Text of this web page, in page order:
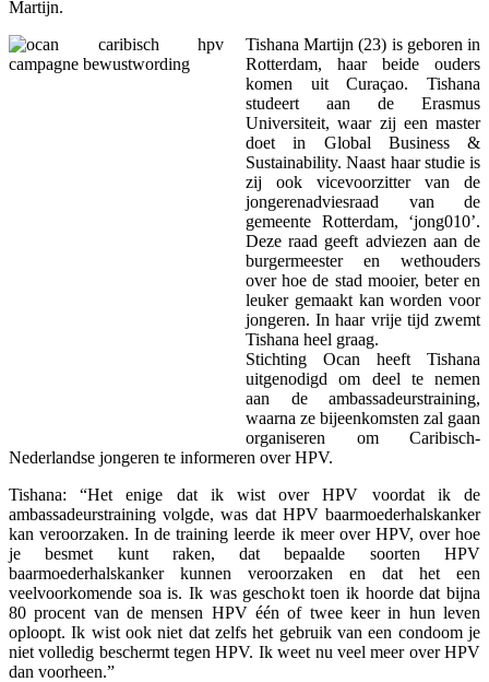
Martijn.
Tishana Martijn (23) is geboren in
Rotterdam, haar beide ouders
komen uit Curaçao. Tishana
studeert aan de Erasmus
Universiteit, waar zij een master
doet in Global Business &
Sustainability. Naast haar studie is
zij ook vicevoorzitter van de
jongerenadviesraad van de
gemeente Rotterdam, ‘jong010’.
Deze raad geeft adviezen aan de
burgermeester en wethouders
over hoe de stad mooier, beter en
leuker gemaakt kan worden voor
jongeren. In haar vrije tijd zwemt
Tishana heel graag.
Stichting Ocan heeft Tishana
uitgenodigd om deel te nemen
aan de ambassadeurstraining,
waarna ze bijeenkomsten zal gaan
organiseren om Caribisch-
Nederlandse jongeren te informeren over HPV.
Tishana: “Het enige dat ik wist over HPV voordat ik de
ambassadeurstraining volgde, was dat HPV baarmoederhalskanker
kan veroorzaken. In de training leerde ik meer over HPV, over hoe
je besmet kunt raken, dat bepaalde soorten HPV
baarmoederhalskanker kunnen veroorzaken en dat het een
veelvoorkomende soa is. Ik was geschokt toen ik hoorde dat bijna
80 procent van de mensen HPV één of twee keer in hun leven
oploopt. Ik wist ook niet dat zelfs het gebruik van een condoom je
niet volledig beschermt tegen HPV. Ik weet nu veel meer over HPV
dan voorheen.”